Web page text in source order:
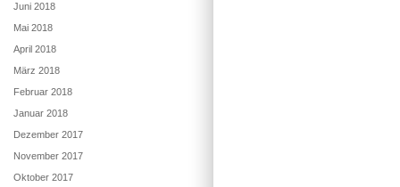
Juni 2018
Mai 2018
April 2018
März 2018
Februar 2018
Januar 2018
Dezember 2017
November 2017
Oktober 2017